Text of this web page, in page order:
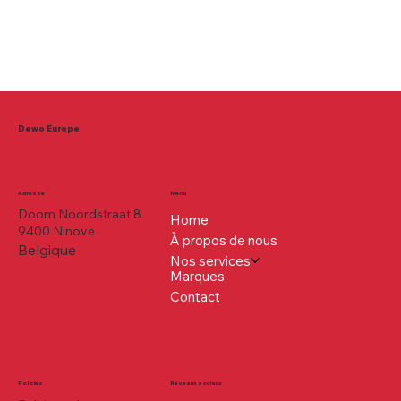
Dewo Europe
Adresse
Doorn Noordstraat 8
9400 Ninove
Belgique
Menu
Home
À propos de nous
Nos services
Marques
Contact
Policies Réseaux sociaux